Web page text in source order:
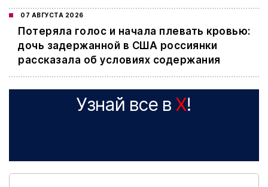
07 АВГУСТА 2026
Потеряла голос и начала плевать кровью:
дочь задержанной в США россиянки
рассказала об условиях содержания
Узнай все в X!